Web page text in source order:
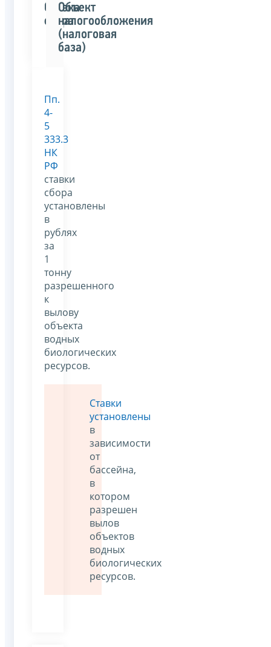
Ставка
сбора
Объект
налогообложения
(налоговая
база)
Пп.
4-
5
333.3
НК
РФ
ставки
сбора
установлены
в
рублях
за
1
тонну
разрешенного
к
вылову
объекта
водных
биологических
ресурсов.
Ставки
установлены
в
зависимости
от
бассейна,
в
котором
разрешен
вылов
объектов
водных
биологических
ресурсов.